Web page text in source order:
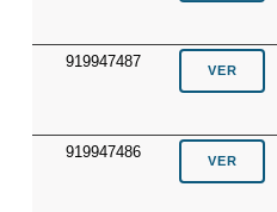
919947487
919947486